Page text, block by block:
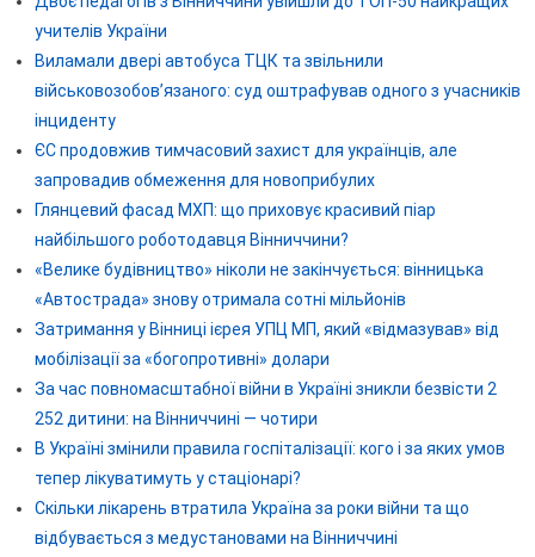
учителів України
Виламали двері автобуса ТЦК та звільнили
військовозобов’язаного: суд оштрафував одного з учасників
інциденту
ЄС продовжив тимчасовий захист для українців, але
запровадив обмеження для новоприбулих
Глянцевий фасад МХП: що приховує красивий піар
найбільшого роботодавця Вінниччини?
«Велике будівництво» ніколи не закінчується: вінницька
«Автострада» знову отримала сотні мільйонів
Затримання у Вінниці ієрея УПЦ МП, який «відмазував» від
мобілізації за «богопротивні» долари
За час повномасштабної війни в Україні зникли безвісти 2
252 дитини: на Вінниччині — чотири
В Україні змінили правила госпіталізації: кого і за яких умов
тепер лікуватимуть у стаціонарі?
Скільки лікарень втратила Україна за роки війни та що
відбувається з медустановами на Вінниччині